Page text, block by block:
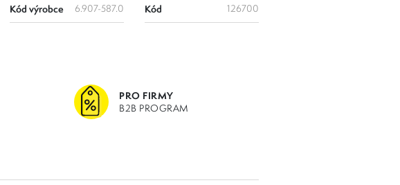
Kód výrobce 6.907-587.0 Kód 126700
PRO FIRMY
B2B PROGRAM